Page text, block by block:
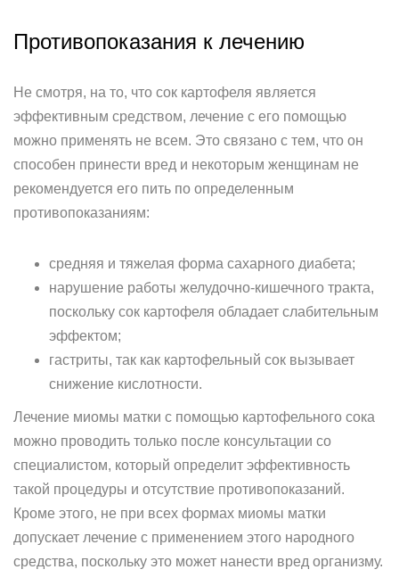
Противопоказания к лечению
Не смотря, на то, что сок картофеля является
эффективным средством, лечение с его помощью
можно применять не всем. Это связано с тем, что он
способен принести вред и некоторым женщинам не
рекомендуется его пить по определенным
противопоказаниям:
средняя и тяжелая форма сахарного диабета;
нарушение работы желудочно-кишечного тракта,
поскольку сок картофеля обладает слабительным
эффектом;
гастриты, так как картофельный сок вызывает
снижение кислотности.
Лечение миомы матки с помощью картофельного сока
можно проводить только после консультации со
специалистом, который определит эффективность
такой процедуры и отсутствие противопоказаний.
Кроме этого, не при всех формах миомы матки
допускает лечение с применением этого народного
средства, поскольку это может нанести вред организму.